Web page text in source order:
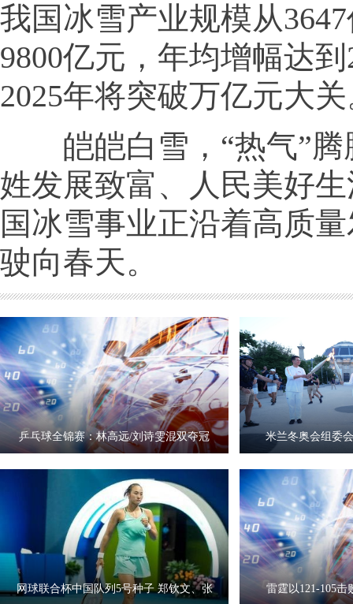
我国冰雪产业规模从
9800亿元，年均增幅达
2025年将突破万亿元大
皑皑白雪，“热气”腾
姓发展致富、人民美好
国冰雪事业正沿着高质
驶向春天。
乒乓球全锦赛：林高远/刘诗雯混双夺冠 米兰冬奥会组委
网球联合杯中国队列5号种子 郑钦文、张
雷霆以121-105击